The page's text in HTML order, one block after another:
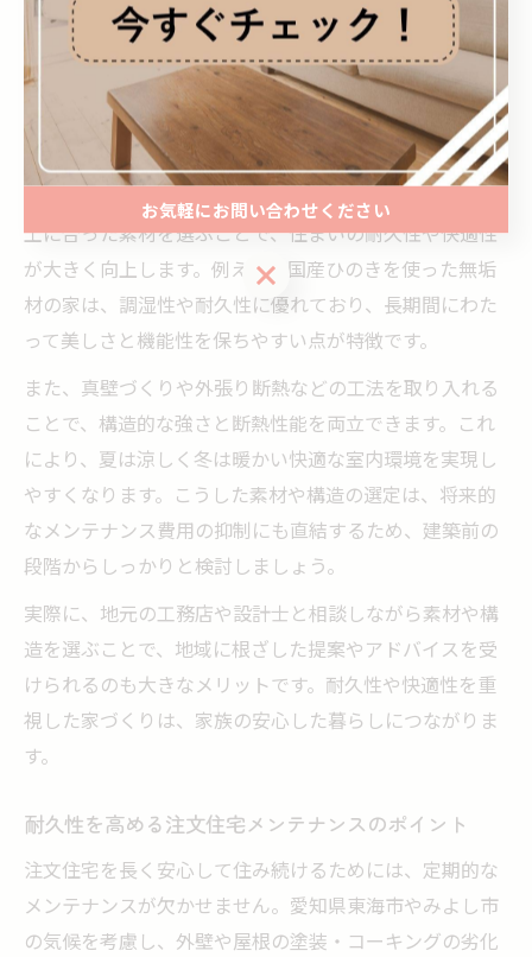
注文住宅が長持ちするための構造と素材選び
注文住宅を長持ちさせるためには、構造や素材選びが非
常に重要です。愛知県東海市やみよし市では、気候や風
土に合った素材を選ぶことで、住まいの耐久性や快適性
が大きく向上します。例えば、国産ひのきを使った無垢
材の家は、調湿性や耐久性に優れており、長期間にわた
って美しさと機能性を保ちやすい点が特徴です。
また、真壁づくりや外張り断熱などの工法を取り入れる
ことで、構造的な強さと断熱性能を両立できます。これ
により、夏は涼しく冬は暖かい快適な室内環境を実現し
やすくなります。こうした素材や構造の選定は、将来的
なメンテナンス費用の抑制にも直結するため、建築前の
段階からしっかりと検討しましょう。
実際に、地元の工務店や設計士と相談しながら素材や構
造を選ぶことで、地域に根ざした提案やアドバイスを受
けられるのも大きなメリットです。耐久性や快適性を重
視した家づくりは、家族の安心した暮らしにつながりま
す。
耐久性を高める注文住宅メンテナンスのポイント
注文住宅を長く安心して住み続けるためには、定期的な
メンテナンスが欠かせません。愛知県東海市やみよし市
の気候を考慮し、外壁や屋根の塗装・コーキングの劣化
お気軽にお問い合わせください
お気軽にお問い合わせください